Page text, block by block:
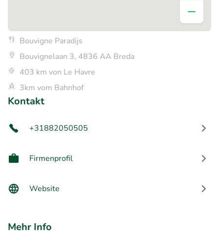
Bouvigne Paradijs
Bouvignelaan 3, 4836 AA Breda
403 km von Le Havre
3km vom Bahnhof
Kontakt
+31882050505
Firmenprofil
Website
Mehr Info